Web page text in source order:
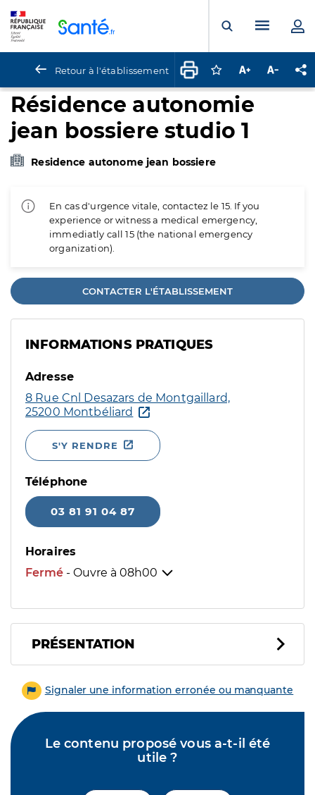
Ouvrir laMenu
Retour à l'établissement Connectez-vous
Augmenter la
Résidence autonomie
jean bossiere studio 1
Residence autonome jean bossiere
En cas d'urgence vitale, contactez le 15. If you
experience or witness a medical emergency,
immediatly call 15 (the national emergency
organization).
CONTACTER L'ÉTABLISSEMENT
INFORMATIONS PRATIQUES
Adresse
8 Rue Cnl Desazars de Montgaillard,
25200 Montbéliard
S'Y RENDRE
Téléphone
03 81 91 04 87
Horaires
Fermé - Ouvre à 08h00
PRÉSENTATION
Signaler une information erronée ou manquante
Le contenu proposé vous a-t-il été
utile ?